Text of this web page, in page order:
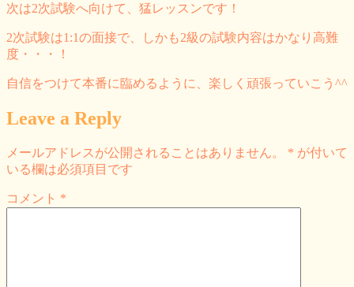
次は2次試験へ向けて、猛レッスンです！
2次試験は1:1の面接で、しかも2級の試験内容はかなり高難
度・・・！
自信をつけて本番に臨めるように、楽しく頑張っていこう^^
Leave a Reply
メールアドレスが公開されることはありません。 * が付いて
いる欄は必須項目です
コメント *